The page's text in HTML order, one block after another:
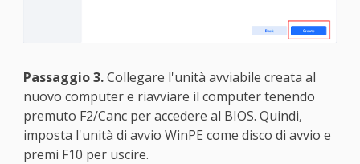
Passaggio 3.Collegare l'unità avviabile creata al
nuovo computer e riavviare il computer tenendo
premuto F2/Canc per accedere al BIOS. Quindi,
imposta l'unità di avvio WinPE come disco di avvio e
premi F10 per uscire.